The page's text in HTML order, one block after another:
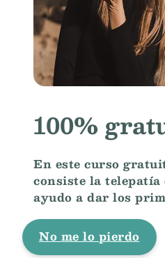
100%
En este curso
consiste la
ayudo a dar los
No me lo pierdo